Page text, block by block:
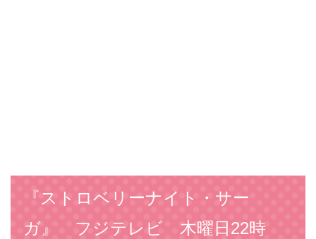
『ストロベリーナイト・サー
ガ』 フジテレビ 木曜日22時